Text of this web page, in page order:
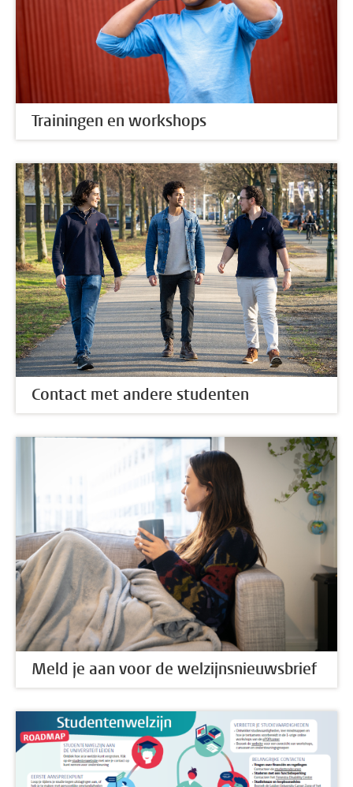
Trainingen en workshops
Contact met andere studenten
Meld je aan voor de welzijnsnieuwsbrief